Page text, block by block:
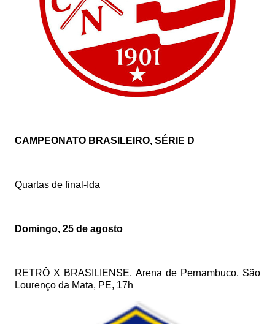
CAMPEONATO BRASILEIRO, SÉRIE D
Quartas de final-Ida
Domingo, 25 de agosto
RETRÔ X BRASILIENSE, Arena de Pernambuco, São
Lourenço da Mata, PE, 17h